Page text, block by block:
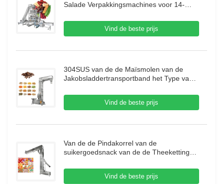
Salade Verpakkingsmachines voor 14-
Verpakkingsmachine
Vind de beste prijs
304SUS van de de Maïsmolen van de
Jakobsladdertransportband het Type van
Trillingsvoeder
Vind de beste prijs
Van de de Pindakorrel van de
suikergoedsnack van de de Theeketting
Dubbele uitlaat voor Voedselmachine
Vind de beste prijs